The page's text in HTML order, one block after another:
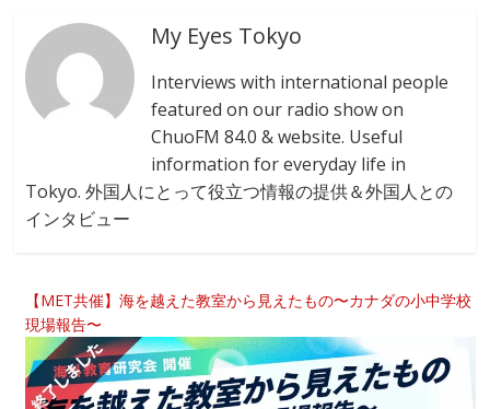
My Eyes Tokyo
Interviews with international people
featured on our radio show on
ChuoFM 84.0 & website. Useful
information for everyday life in
Tokyo. 外国人にとって役立つ情報の提供＆外国人との
インタビュー
【MET共催】海を越えた教室から見えたもの〜カナダの小中学校
現場報告〜